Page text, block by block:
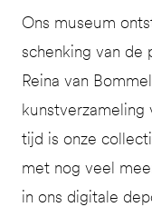
Ons museum
schenking van de
Reina van
kunstverzameling
tijd is onze
met nog veel
in ons digitale